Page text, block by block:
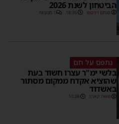
הביטחון לשנת 2026
מנחם דויטש 18:36 1 תגובות
נתפס על חם
בלשי ימ"ר עצרו חשוד בעת
שהוציא אקדח ממקום מסתור
באשדוד
משה קאהן 10:38